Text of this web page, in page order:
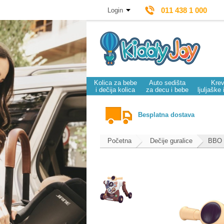
Login 011 438 1 000
Kolica za bebe
i dečija kolica
Auto sedišta
za decu i bebe
ljuljaške
Besplatna dostava
Početna Dečije guralice BBO